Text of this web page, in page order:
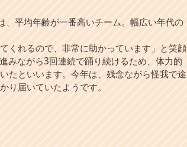
平均年齢が一番高いチーム。幅広い年代の
くれるので、非常に助かっています」と笑顔
みながら3回連続で踊り続けるため、体力的
たといいます。今年は、残念ながら怪我で途
届いていたようです。